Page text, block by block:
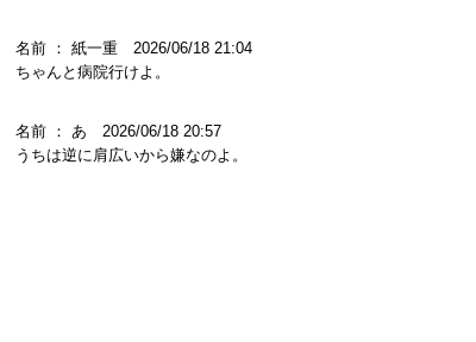
名前 ： 紙一重 2026/06/18 21:04
ちゃんと病院行けよ。
名前 ： あ 2026/06/18 20:57
うちは逆に肩広いから嫌なのよ。